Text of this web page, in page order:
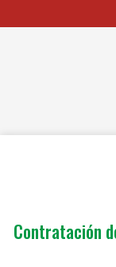
Contratación